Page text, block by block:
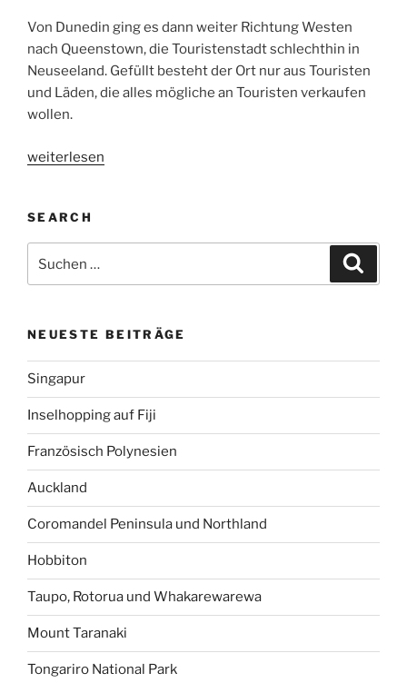
Von Dunedin ging es dann weiter Richtung Westen
nach Queenstown, die Touristenstadt schlechthin in
Neuseeland. Gefüllt besteht der Ort nur aus Touristen
und Läden, die alles mögliche an Touristen verkaufen
wollen.
„Queenstown“
weiterlesen
SEARCH
nach:
NEUESTE BEITRÄGE
Singapur
Inselhopping auf Fiji
Französisch Polynesien
Auckland
Coromandel Peninsula und Northland
Hobbiton
Taupo, Rotorua und Whakarewarewa
Mount Taranaki
Tongariro National Park